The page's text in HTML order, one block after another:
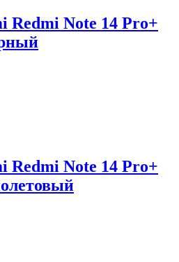
Redmi Note 14 Pro+
Redmi Note 14 Pro+